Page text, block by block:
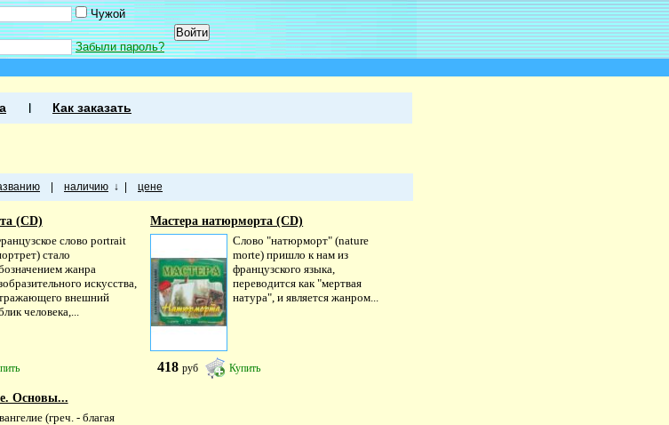
Чужой
Забыли пароль?
Как заказать
наличию ↓ цене
(CD)
слово portrait
стало
жанра
искусства,
внешний
человека,...
Мастера натюрморта (CD)
Слово "натюрморт" (nature
morte) пришло к нам из
французского языка,
переводится как "мертвая
натура", и является жанром...
418руб Купить
Основы...
(греч. - благая